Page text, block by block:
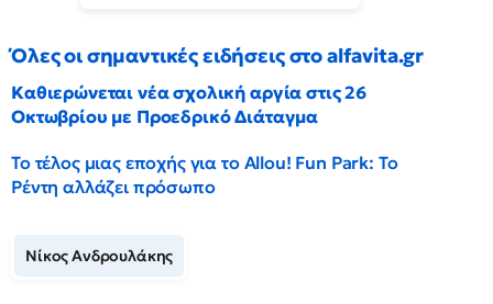
Όλες οι σημαντικές ειδήσεις στο alfavita.gr
Καθιερώνεται νέα σχολική αργία στις 26
Οκτωβρίου με Προεδρικό Διάταγμα
Το τέλος μιας εποχής για το Allou! Fun Park: Το
Ρέντη αλλάζει πρόσωπο
Νίκος Ανδρουλάκης